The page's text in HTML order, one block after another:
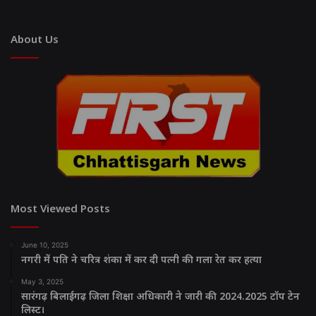
About Us
Most Viewed Posts
June 10, 2025
नगरी में पति ने चरित्र शंका में कर दी पत्नी की गला रेत कर हत्या
May 3, 2025
सारंगढ़ बिलाईगढ़ जिला शिक्षा अधिकारी ने जारी की 2024.2025 टॉप टेन
लिस्ट।